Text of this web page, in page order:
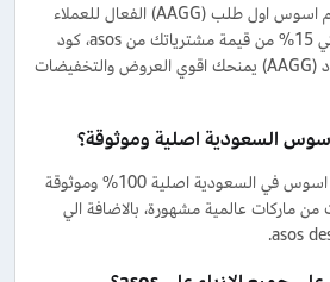
نعم، يوفر المتجر كود خصم اسوس اول طلب (AAGG) الفعال للعملاء
الجدد لتتمكن من توفير حتي 15% من قيمة مشترياتك من asos، كود
خصم اسوس للعملاء الجدد (AAGG) يمنحك اقوي العروض والتخفيضات
السعودية اصلية وموثوقة؟
نعم، بالطبع منتجات متجر اسوس في السعودية اصلية 100% وموثوقة
ماركات عالمية مشهورة، بالاضافة الي